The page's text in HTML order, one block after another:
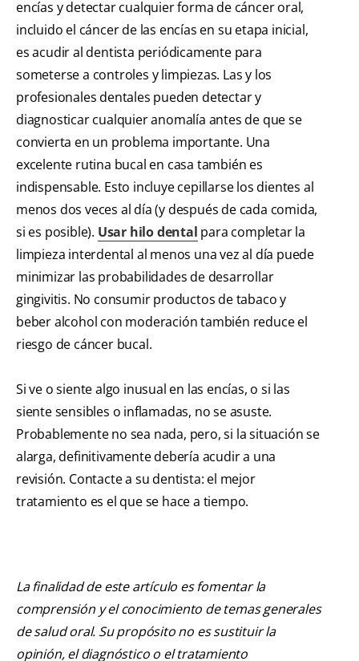
encías y detectar cualquier forma de cáncer oral,
incluido el cáncer de las encías en su etapa inicial,
es acudir al dentista periódicamente para
someterse a controles y limpiezas. Las y los
profesionales dentales pueden detectar y
diagnosticar cualquier anomalía antes de que se
convierta en un problema importante. Una
excelente rutina bucal en casa también es
indispensable. Esto incluye cepillarse los dientes al
menos dos veces al día (y después de cada comida,
si es posible). Usar hilo dental para completar la
limpieza interdental al menos una vez al día puede
minimizar las probabilidades de desarrollar
gingivitis. No consumir productos de tabaco y
beber alcohol con moderación también reduce el
riesgo de cáncer bucal.
Si ve o siente algo inusual en las encías, o si las
siente sensibles o inflamadas, no se asuste.
Probablemente no sea nada, pero, si la situación se
alarga, definitivamente debería acudir a una
revisión. Contacte a su dentista: el mejor
tratamiento es el que se hace a tiempo.
La finalidad de este artículo es fomentar la
comprensión y el conocimiento de temas generales
de salud oral. Su propósito no es sustituir la
opinión, el diagnóstico o el tratamiento